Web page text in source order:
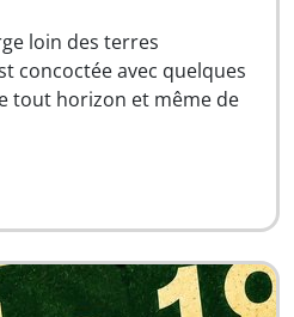
loin des terres
concoctée avec quelques
tout horizon et même de